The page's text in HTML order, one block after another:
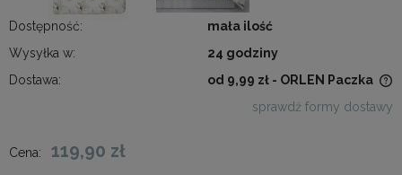
Dostępność:
mała ilość
Wysyłka w:
24 godziny
Dostawa:
od 9,99 zł - ORLEN Paczka
sprawdź formy dostawy
Cena: 119,90 zł